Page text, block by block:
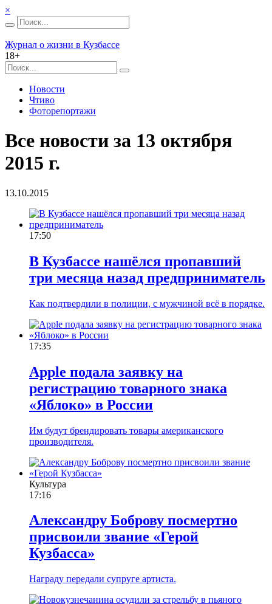
×
Журнал о жизни в Кузбассе
18+
Новости
Чтиво
Фоторепортажи
Все новости за 13 октября
2015 г.
13.10.2015
17:50
В Кузбассе нашёлся пропавший
три месяца назад предприниматель
Как подтвердили в полиции, с мужчиной всё в порядке.
17:35
Apple подала заявку на
регистрацию товарного знака
«Яблоко» в России
Им будут брендировать товары американского
производителя.
Культура
17:16
Александру Боброву посмертно
присвоили звание «Герой
Кузбасса»
Награду передали супруге артиста.